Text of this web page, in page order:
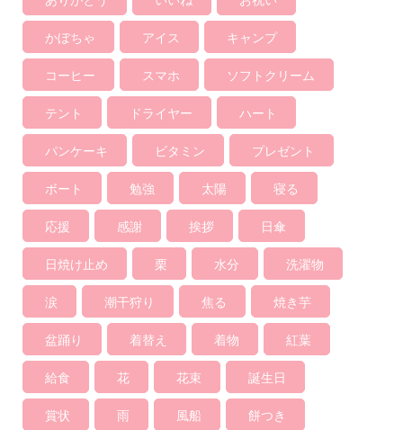
かぼちゃ アイス キャンプ
コーヒー スマホ ソフトクリーム
テント ドライヤー ハート
パンケーキ ビタミン プレゼント
ボート 勉強 太陽 寝る
応援 感謝 挨拶 日傘
日焼け止め 栗 水分 洗濯物
涙 潮干狩り 焦る 焼き芋
盆踊り 着替え 着物 紅葉
給食 花 花束 誕生日
賞状 雨 風船 餅つき